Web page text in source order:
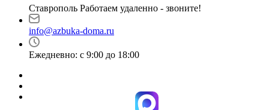
Ставрополь Работаем удаленно - звоните!
info@azbuka-doma.ru
Ежедневно: с 9:00 до 18:00